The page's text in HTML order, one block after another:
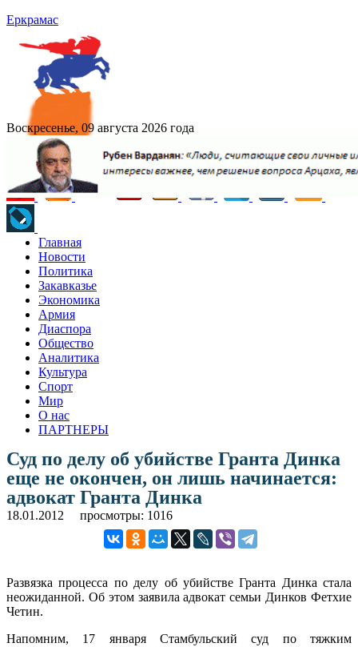
Еркрамас
Воскресенье, 09 августа 2026 года
Главная
Новости
Политика
Закавказье
Экономика
Армия
Диаспора
Общество
Аналитика
Культура
Спорт
Мир
О нас
ПАРТНЕРЫ
Суд по делу об убийстве Гранта Динка
еще не окончен, он лишь начинается:
адвокат Гранта Динка
18.01.2012 просмотры: 1016
Развязка процесса по делу об убийстве Гранта Динка стала
неожиданной. Об этом заявила адвокат семьи Динков Фетхие
Четин.
Напомним, 17 января Стамбульский суд по тяжким